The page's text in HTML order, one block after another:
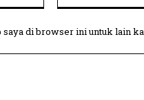
saya di browser ini untuk lain